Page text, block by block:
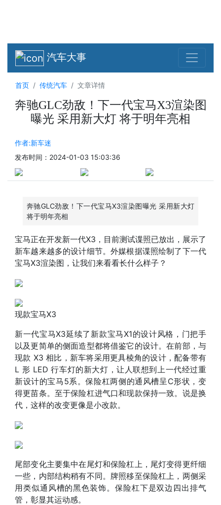
汽车大事
首页 传统汽车 文章详情
奔驰GLC劲敌！下一代宝马X3渲染图
曝光 采用新大灯 将于明年亮相
作者:新车迷
发布时间：2024-01-03 15:03:36
奔驰GLC劲敌！下一代宝马X3渲染图曝光 采用新大灯
将于明年亮相
宝马正在开发新一代X3，目前测试谍照已放出， 展示了
新车越来越多的设计细节。外媒根据谍照绘制了下一代
宝马X3渲染图，让我们来看看长什么样子？
现款宝马X3
新一代宝马X3延续了新款宝马X1的设计风格， 门把手
以及更简单的侧面造型都将借鉴它的设计。在前部，与
现款 X3 相比，新车将采用更具棱角的设计，配备带有
L 形 LED 行车灯的新大灯，让人联想到上一代经过重
新设计的宝马5系。保险杠两侧的通风槽呈C形状，变
得更苗条。至于保险杠进气口和现款保持一致。说是换
代，这样的改变更像是小改款。
尾部变化主要集中在尾灯和保险杠上，尾灯变得更纤细
一些，内部结构稍有不同。牌照移至保险杠上，两侧采
用类似通风槽的黑色装饰。保险杠下是双边四出排气
管，彰显其运动感。